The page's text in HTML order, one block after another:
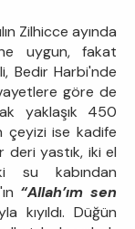
Zilhicce ayında
uygun, fakat
Bedir Harbi'nde
göre de
yaklaşık 450
çeyizi ise kadife
yastık, iki el
su kabından
“Allah’ım sen
kıyıldı. Düğün